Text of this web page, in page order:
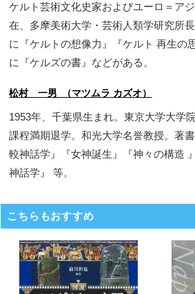
ケルト芸術文化史家およびユーロ＝ア
在、多摩美術大学・芸術人類学研究所
に『ケルトの想像力』『ケルト 再生の
に『ケルズの書』などがある。
松村 一男 （マツムラ カズオ）
1953年、千葉県生まれ。東京大学大学
課程満期退学。和光大学名誉教授。著
較神話学』『女神誕生』『神々の構造
神話学』 等。
こちらもおすすめ